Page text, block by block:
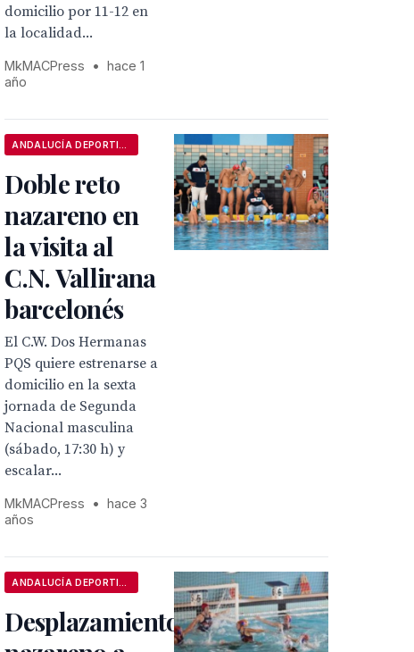
domicilio por 11-12 en
la localidad...
MkMACPress •
hace 1
año
Doble reto
nazareno en
la visita al
C.N. Vallirana
barcelonés
El C.W. Dos Hermanas
PQS quiere estrenarse a
domicilio en la sexta
jornada de Segunda
Nacional masculina
(sábado, 17:30 h) y
escalar...
MkMACPress •
hace 3
años
Desplazamiento